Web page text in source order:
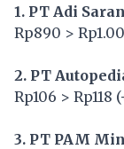
1. PT Adi
Rp890 >
2. PT
Rp106 > Rp118
3. PT PAM